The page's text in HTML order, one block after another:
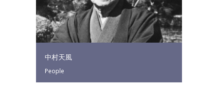
中村天風
People